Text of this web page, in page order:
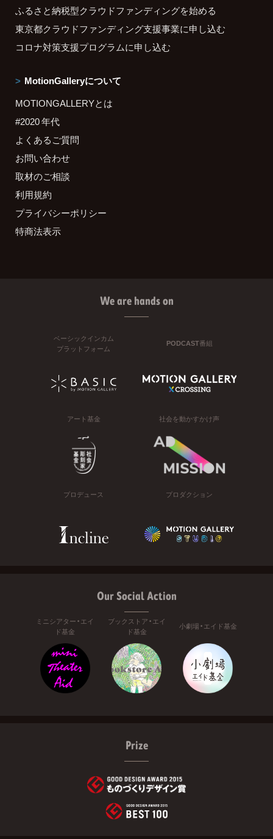
ふるさと納税型クラウドファンディングを始める
東京都クラウドファンディング支援事業に申し込む
コロナ対策支援プログラムに申し込む
MotionGalleryについて
MOTIONGALLERYとは
#2020 年代
よくあるご質問
お問い合わせ
取材のご相談
利用規約
プライバシーポリシー
特商法表示
We are hands on
ベーシックインカム
プラットフォーム
PODCAST番組
アート基金 社会を動かすかけ声
プロデュース プロダクション
Our Social Action
ミニシアター・エイ
ド基金
ブックストア・エイ
ド基金
小劇場・エイド基金
Prize